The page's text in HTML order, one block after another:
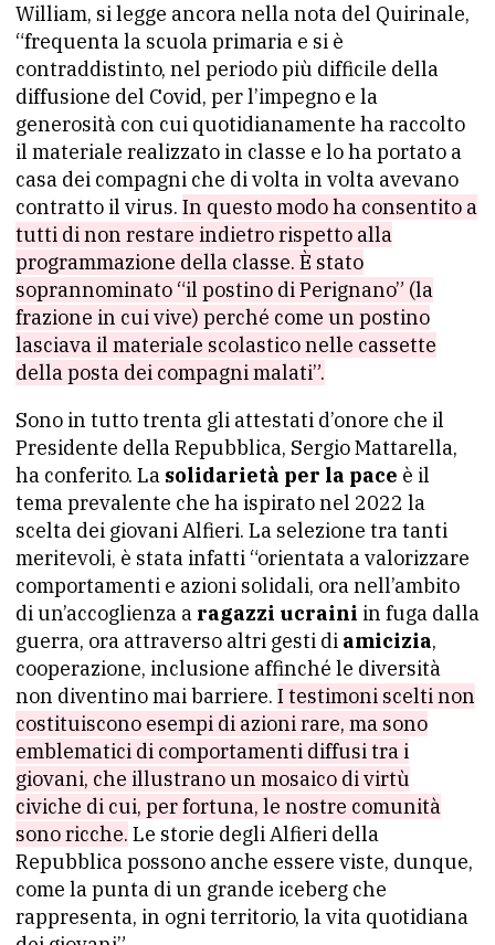
William, si legge ancora nella nota del Quirinale,
“frequenta la scuola primaria e si è
contraddistinto, nel periodo più difficile della
diffusione del Covid, per l’impegno e la
generosità con cui quotidianamente ha raccolto
il materiale realizzato in classe e lo ha portato a
casa dei compagni che di volta in volta avevano
contratto il virus. In questo modo ha consentito a
tutti di non restare indietro rispetto alla
programmazione della classe. È stato
soprannominato “il postino di Perignano” (la
frazione in cui vive) perché come un postino
lasciava il materiale scolastico nelle cassette
della posta dei compagni malati”.
Sono in tutto trenta gli attestati d’onore che il
Presidente della Repubblica, Sergio Mattarella,
ha conferito. La solidarietà per la pace è il
tema prevalente che ha ispirato nel 2022 la
scelta dei giovani Alfieri. La selezione tra tanti
meritevoli, è stata infatti “orientata a valorizzare
comportamenti e azioni solidali, ora nell’ambito
di un’accoglienza a ragazzi ucraini in fuga dalla
guerra, ora attraverso altri gesti di amicizia,
cooperazione, inclusione affinché le diversità
non diventino mai barriere. I testimoni scelti non
costituiscono esempi di azioni rare, ma sono
emblematici di comportamenti diffusi tra i
giovani, che illustrano un mosaico di virtù
civiche di cui, per fortuna, le nostre comunità
sono ricche. Le storie degli Alfieri della
Repubblica possono anche essere viste, dunque,
come la punta di un grande iceberg che
rappresenta, in ogni territorio, la vita quotidiana